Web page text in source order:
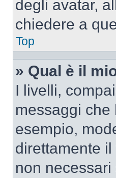
degli avatar,
chiedere a
Top
» Qual è il
I livelli,
messaggi
esempio,
direttamente
non